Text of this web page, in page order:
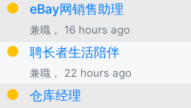
eBay网销售助理
兼職， 16 hours ago
聘长者生活陪伴
兼職， 22 hours ago
仓库经理